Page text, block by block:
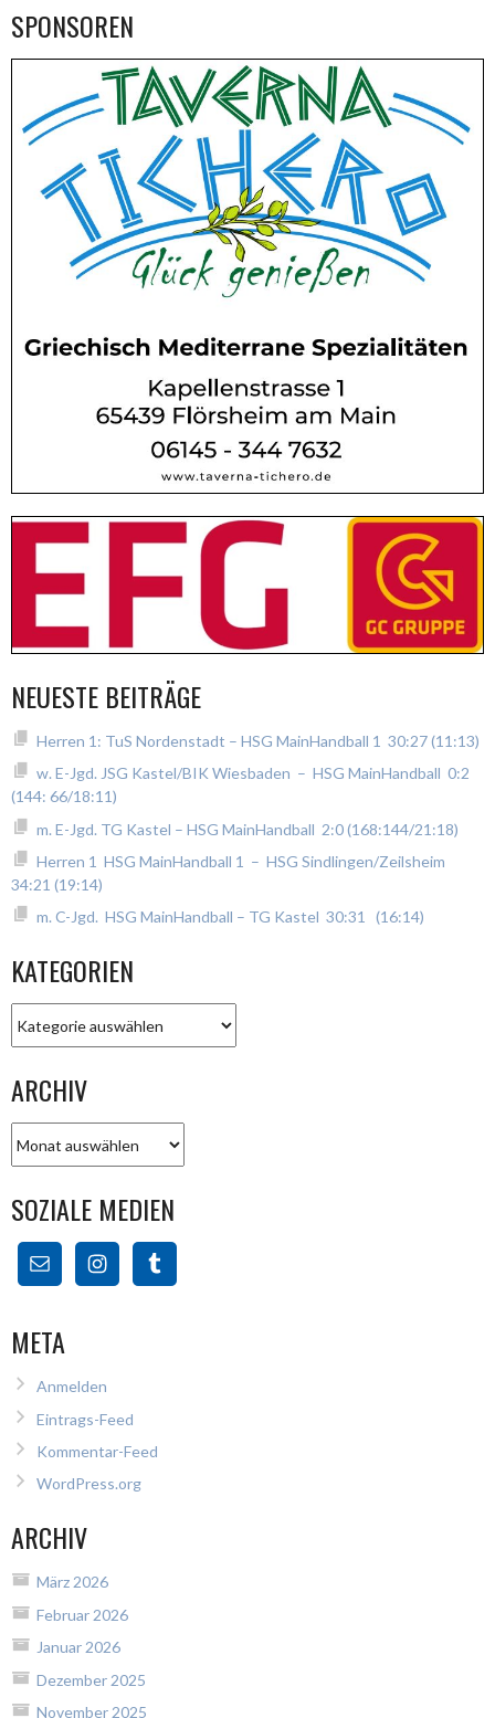
SPONSOREN
NEUESTE BEITRÄGE
Herren 1: TuS Nordenstadt – HSG MainHandball 1 30:27 (11:13)
w. E-Jgd. JSG Kastel/BIK Wiesbaden – HSG MainHandball 0:2
(144: 66/18:11)
m. E-Jgd. TG Kastel – HSG MainHandball 2:0 (168:144/21:18)
Herren 1 HSG MainHandball 1 – HSG Sindlingen/Zeilsheim
34:21 (19:14)
m. C-Jgd. HSG MainHandball – TG Kastel 30:31 (16:14)
KATEGORIEN
ARCHIV
SOZIALE MEDIEN
META
Anmelden
Eintrags-Feed
Kommentar-Feed
WordPress.org
ARCHIV
März 2026
Februar 2026
Januar 2026
Dezember 2025
November 2025